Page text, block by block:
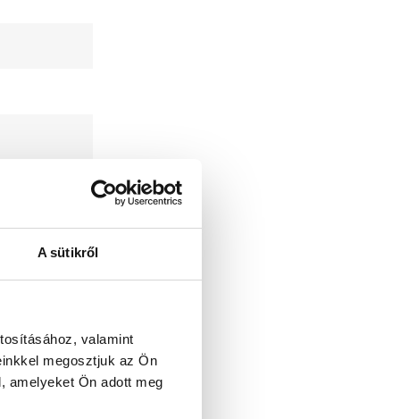
A sütikről
valamint
megosztjuk az Ön
amelyeket Ön adott meg